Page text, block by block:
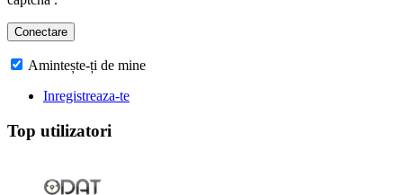
Amintește-ți de mine
Inregistreaza-te
Top utilizatori